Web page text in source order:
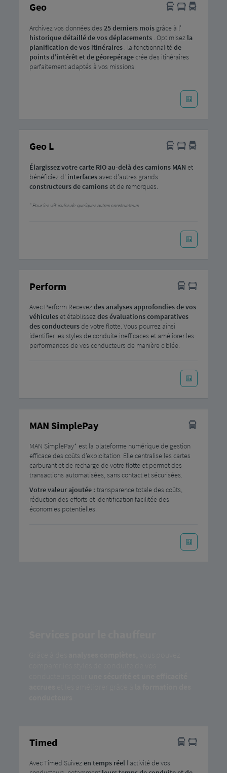
Geo
Archivez vos données des 25 derniers moisgrâce à l'
historique détaillé de vos déplacements. Optimisez la
planification de vos itinéraires: la fonctionnalité de
points d'intérêt et de géorepéragecrée des itinéraires
parfaitement adaptés à vos missions.
Geo L
Élargissez votre carte RIO au-delà des camions MAN et
bénéficiez d' interfacesavec d'autres grands
constructeursde camionset de remorques.
Pour les véhicules de quelques autres constructeurs
Perform
Avec Perform Recevezdes analyses approfondies de vos
véhiculeset établissezdes évaluations comparatives
des conducteursde votre flotte. Vous pourrez ainsi
identifier les styles de conduite inefficaces et améliorer les
performances de vos conducteurs de manière ciblée.
MAN SimplePay
MAN SimplePay* est la plateforme numérique de gestion
efficace des coûts d'exploitation. Elle centralise les cartes
carburant et de recharge de votre flotte et permet des
transactions automatisées, sans contact et sécurisées.
Votre valeur ajoutée : transparence totale des coûts,
réduction des efforts et identification facilitée des
économies potentielles.
Timed
Avec Timed Suivezen temps réell'activité de vos